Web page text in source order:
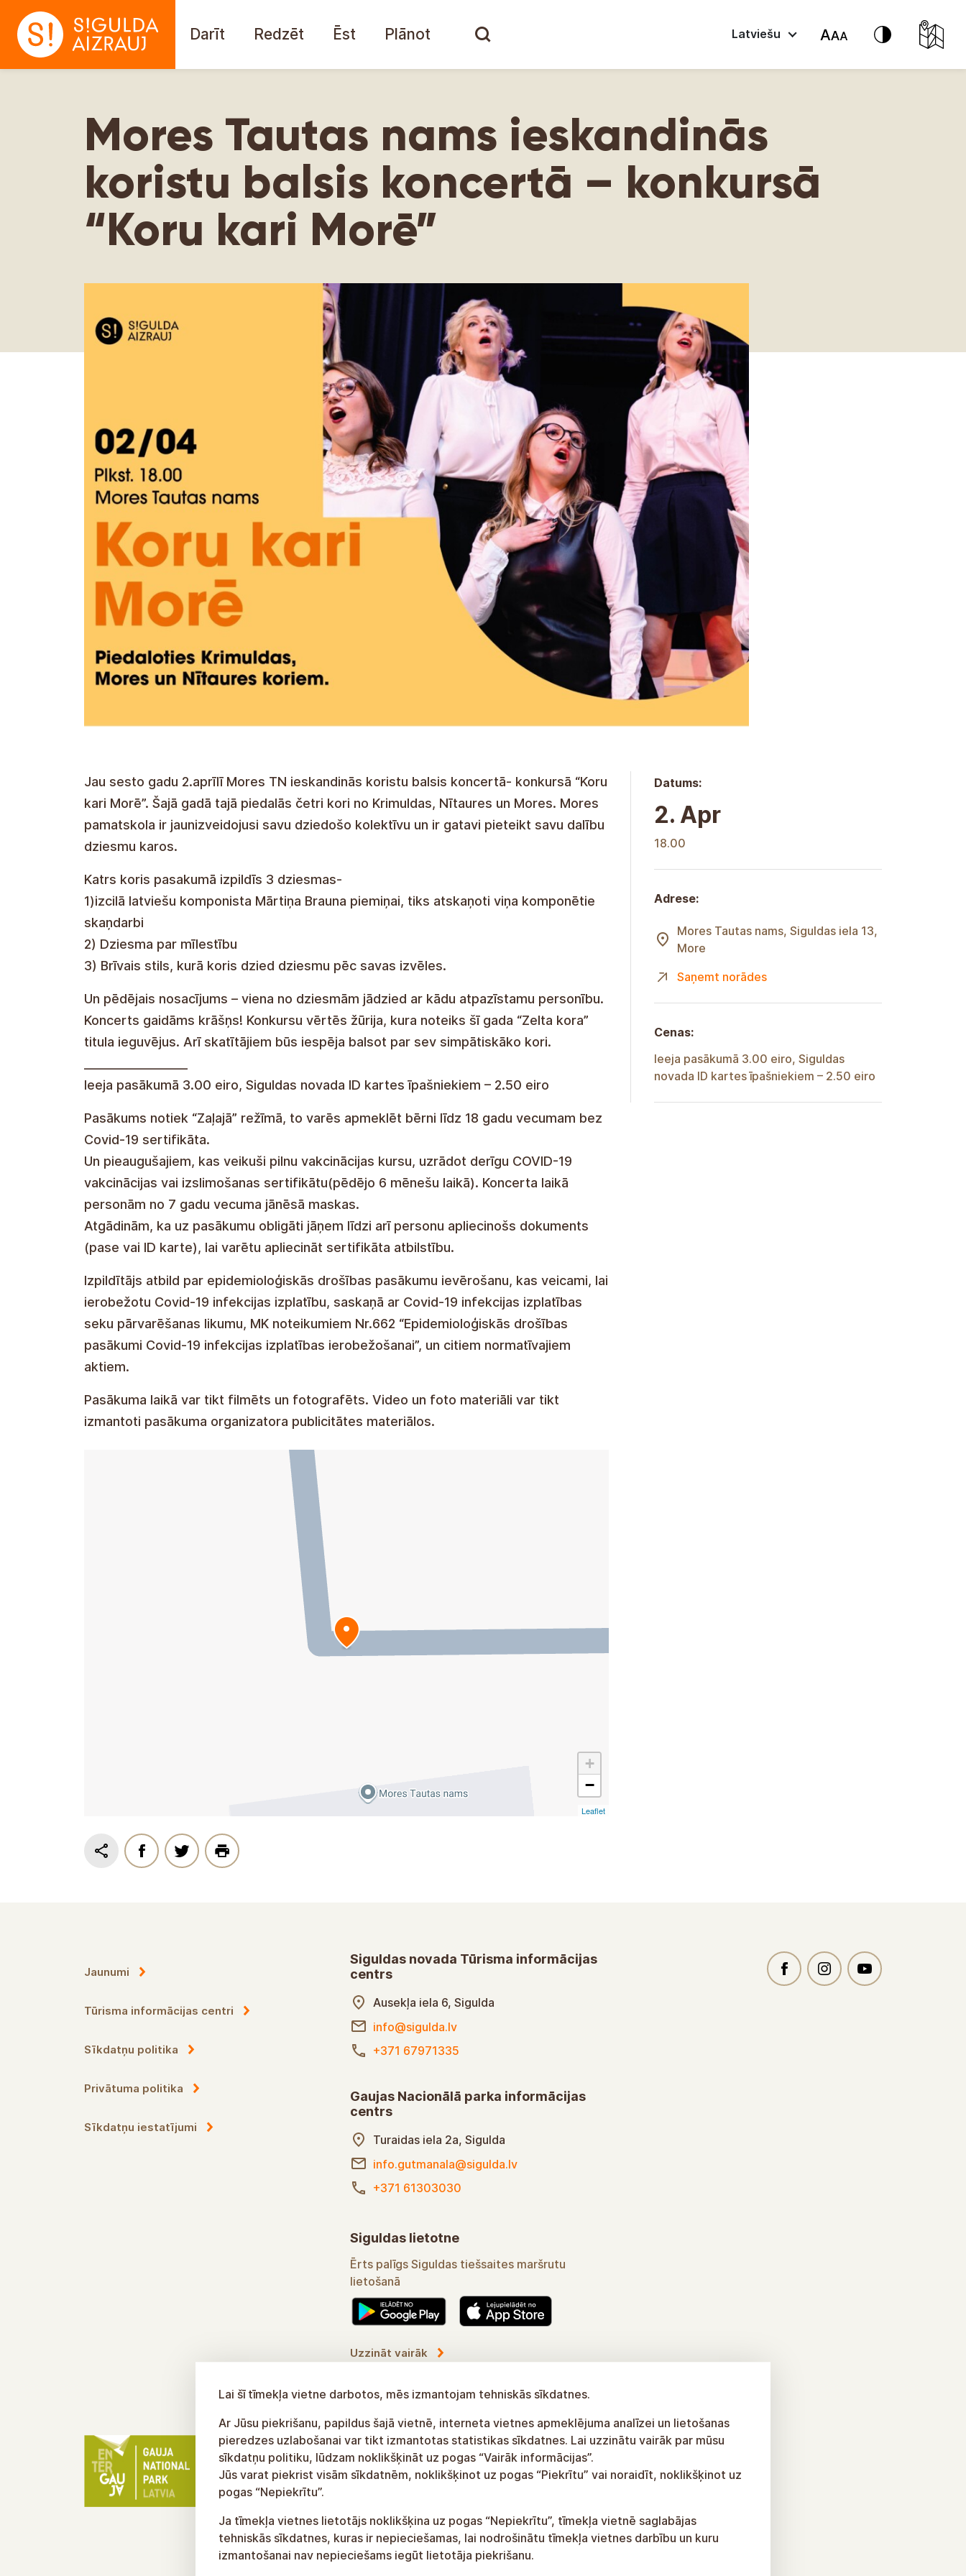
Darīt Redzēt Ēst Plānot Latviešu
Mores Tautas nams ieskandinās
koristu balsis koncertā – konkursā
“Koru kari Morē”
Jau sesto gadu 2.aprīlī Mores TN ieskandinās koristu balsis koncertā- konkursā “Koru
kari Morē”. Šajā gadā tajā piedalās četri kori no Krimuldas, Nītaures un Mores. Mores
pamatskola ir jaunizveidojusi savu dziedošo kolektīvu un ir gatavi pieteikt savu dalību
dziesmu karos.
Katrs koris pasakumā izpildīs 3 dziesmas-
1)izcilā latviešu komponista Mārtiņa Brauna piemiņai, tiks atskaņoti viņa komponētie
skaņdarbi
2) Dziesma par mīlestību
3) Brīvais stils, kurā koris dzied dziesmu pēc savas izvēles.
Un pēdējais nosacījums – viena no dziesmām jādzied ar kādu atpazīstamu personību.
Koncerts gaidāms krāšņs! Konkursu vērtēs žūrija, kura noteiks šī gada “Zelta kora”
titula ieguvējus. Arī skatītājiem būs iespēja balsot par sev simpātiskāko kori.
Ieeja pasākumā 3.00 eiro, Siguldas novada ID kartes īpašniekiem – 2.50 eiro
Pasākums notiek “Zaļajā” režīmā, to varēs apmeklēt bērni līdz 18 gadu vecumam bez
Covid-19 sertifikāta.
Un pieaugušajiem, kas veikuši pilnu vakcinācijas kursu, uzrādot derīgu COVID-19
vakcinācijas vai izslimošanas sertifikātu(pēdējo 6 mēnešu laikā). Koncerta laikā
personām no 7 gadu vecuma jānēsā maskas.
Atgādinām, ka uz pasākumu obligāti jāņem līdzi arī personu apliecinošs dokuments
(pase vai ID karte), lai varētu apliecināt sertifikāta atbilstību.
Izpildītājs atbild par epidemioloģiskās drošības pasākumu ievērošanu, kas veicami, lai
ierobežotu Covid-19 infekcijas izplatību, saskaņā ar Covid-19 infekcijas izplatības
seku pārvarēšanas likumu, MK noteikumiem Nr.662 “Epidemioloģiskās drošības
pasākumi Covid-19 infekcijas izplatības ierobežošanai”, un citiem normatīvajiem
aktiem.
Pasākuma laikā var tikt filmēts un fotografēts. Video un foto materiāli var tikt
izmantoti pasākuma organizatora publicitātes materiālos.
+
−
Leaflet
Datums:
2. Apr
18.00
Adrese:
Mores Tautas nams, Siguldas iela 13,
More
Saņemt norādes
Cenas:
Ieeja pasākumā 3.00 eiro, Siguldas
novada ID kartes īpašniekiem – 2.50 eiro
Jaunumi
Tūrisma informācijas centri
Sīkdatņu politika
Privātuma politika
Sīkdatņu iestatījumi
Siguldas novada Tūrisma informācijas
centrs
Ausekļa iela 6, Sigulda
info@sigulda.lv
+371 67971335
Gaujas Nacionālā parka informācijas
centrs
Turaidas iela 2a, Sigulda
info.gutmanala@sigulda.lv
+371 61303030
Siguldas lietotne
Ērts palīgs Siguldas tiešsaites maršrutu
lietošanā
Uzzināt vairāk
Lai šī tīmekļa vietne darbotos, mēs izmantojam tehniskās sīkdatnes.
Ar Jūsu piekrišanu, papildus šajā vietnē, interneta vietnes apmeklējuma analīzei un lietošanas
pieredzes uzlabošanai var tikt izmantotas statistikas sīkdatnes. Lai uzzinātu vairāk par mūsu
sīkdatņu politiku, lūdzam noklikšķināt uz pogas “Vairāk informācijas”.
Jūs varat piekrist visām sīkdatnēm, noklikšķinot uz pogas “Piekrītu” vai noraidīt, noklikšķinot uz
pogas “Nepiekrītu”.
Ja tīmekļa vietnes lietotājs noklikšķina uz pogas “Nepiekrītu”, tīmekļa vietnē saglabājas
tehniskās sīkdatnes, kuras ir nepieciešamas, lai nodrošinātu tīmekļa vietnes darbību un kuru
izmantošanai nav nepieciešams iegūt lietotāja piekrišanu.